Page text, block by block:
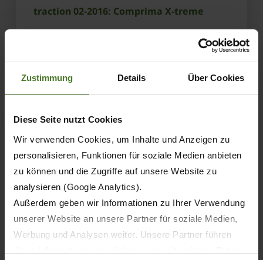
Zustimmung Details Über Cookies
Diese Seite nutzt Cookies
Wir verwenden Cookies, um Inhalte und Anzeigen zu
personalisieren, Funktionen für soziale Medien anbieten
zu können und die Zugriffe auf unsere Website zu
analysieren (Google Analytics).
Außerdem geben wir Informationen zu Ihrer Verwendung
unserer Website an unsere Partner für soziale Medien,
Werbung und Analysen weiter. Unsere Partner führen
traction 02-2016: Comprima X-treme
23.02.2015